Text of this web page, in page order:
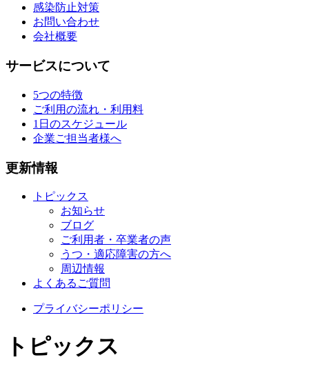
感染防止対策
お問い合わせ
会社概要
サービスについて
5つの特徴
ご利用の流れ・利用料
1日のスケジュール
企業ご担当者様へ
更新情報
トピックス
お知らせ
ブログ
ご利用者・卒業者の声
うつ・適応障害の方へ
周辺情報
よくあるご質問
プライバシーポリシー
トピックス